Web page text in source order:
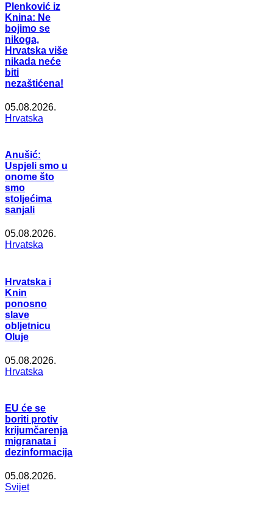
Plenković iz
Knina: Ne
bojimo se
nikoga,
Hrvatska više
nikada neće
biti
nezaštićena!
05.08.2026.
Hrvatska
Anušić:
Uspjeli smo u
onome što
smo
stoljećima
sanjali
05.08.2026.
Hrvatska
Hrvatska i
Knin
ponosno
slave
obljetnicu
Oluje
05.08.2026.
Hrvatska
EU će se
boriti protiv
krijumčarenja
migranata i
dezinformacija
05.08.2026.
Svijet